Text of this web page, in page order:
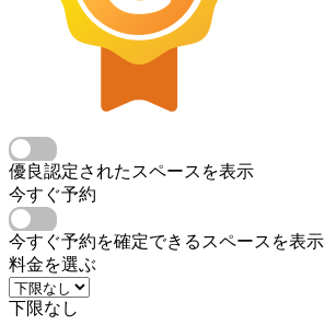
優良認定されたスペースを表示
今すぐ予約
今すぐ予約を確定できるスペースを表示
料金を選ぶ
下限なし